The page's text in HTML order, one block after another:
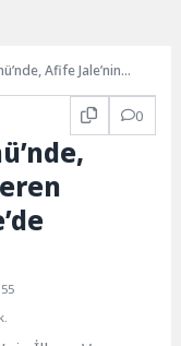
Afife Jale’nin
0